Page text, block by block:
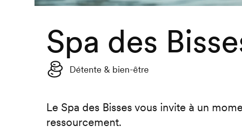
Spa des
Détente & bien-être
Le Spa des Bisses vous invite à un
ressourcement.